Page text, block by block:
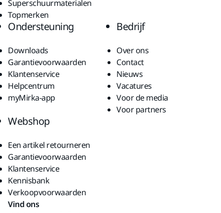
Superschuurmaterialen
Topmerken
Ondersteuning
Downloads
Garantievoorwaarden
Klantenservice
Helpcentrum
myMirka-app
Bedrijf
Over ons
Contact
Nieuws
Vacatures
Voor de media
Voor partners
Webshop
Een artikel retourneren
Garantievoorwaarden
Klantenservice
Kennisbank
Verkoopvoorwaarden
Vind ons